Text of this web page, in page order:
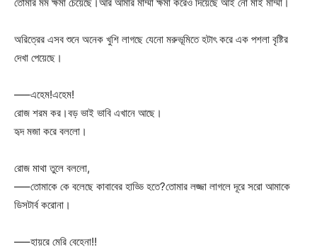
অরিত্রের এসব শুনে অনেক খুশি লাগছে যেনো মরুভূমিতে হটাৎ করে এক পশলা বৃষ্টির
দেখা পেয়েছে।
—–এহেম!এহেম!
রোজ শরম কর।বড় ভাই ভাবি এখানে আছে।
হৃদ মজা করে বললো।
রোজ মাথা তুলে বললো,
—–তোমাকে কে বলেছে কাবাবের হাড্ডি হতে?তোমার লজ্জা লাগলে দূরে সরো আমাকে
ডিসটার্ব করোনা।
—–হায়রে মেরি বেহেনা!!